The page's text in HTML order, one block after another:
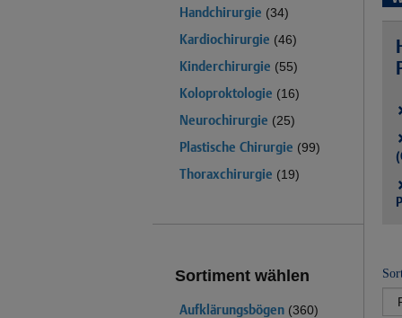
Handchirurgie (34)
Kardiochirurgie (46)
Kinderchirurgie (55)
Koloproktologie (16)
Neurochirurgie (25)
Plastische Chirurgie (99)
Thoraxchirurgie (19)
Sortiment wählen
Aufklärungsbögen (360)